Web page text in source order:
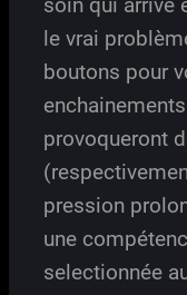
le vrai
boutons pour
provoqueront
pression
une
selectionnée